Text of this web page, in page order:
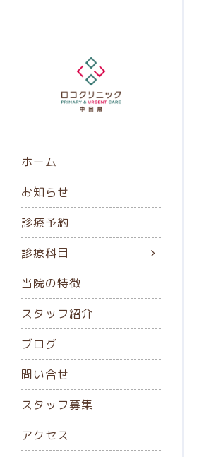
ホーム
お知らせ
診療予約
診療科目
当院の特徴
スタッフ紹介
ブログ
問い合せ
スタッフ募集
アクセス